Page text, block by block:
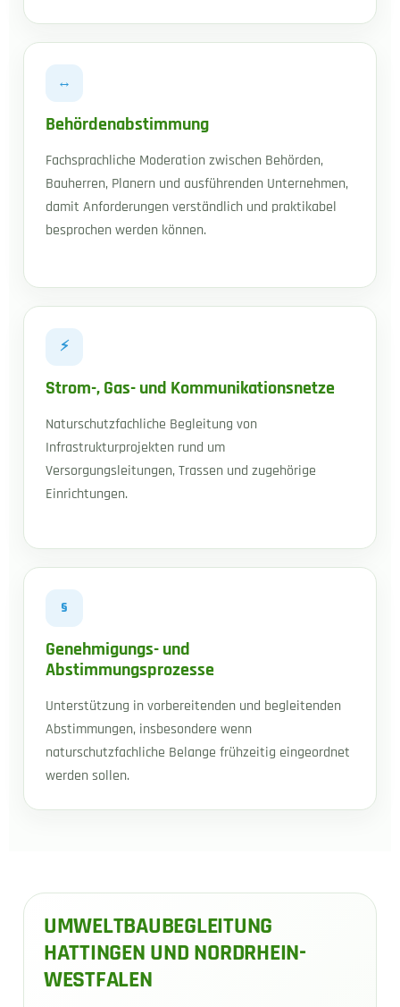
↔
Behördenabstimmung
Fachsprachliche Moderation zwischen Behörden,
Bauherren, Planern und ausführenden Unternehmen,
damit Anforderungen verständlich und praktikabel
besprochen werden können.
⚡
Strom-, Gas- und Kommunikationsnetze
Naturschutzfachliche Begleitung von
Infrastrukturprojekten rund um
Versorgungsleitungen, Trassen und zugehörige
Einrichtungen.
§
Genehmigungs- und
Abstimmungsprozesse
Unterstützung in vorbereitenden und begleitenden
Abstimmungen, insbesondere wenn
naturschutzfachliche Belange frühzeitig eingeordnet
werden sollen.
UMWELTBAUBEGLEITUNG
HATTINGEN UND NORDRHEIN-
WESTFALEN